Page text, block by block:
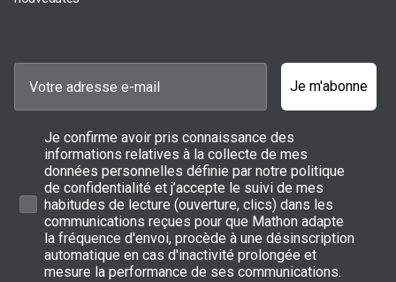
Je m'abonne
Je confirme avoir pris connaissance des
informations relatives à la collecte de mes
données personnelles définie par notre politique
de confidentialité et j’accepte le suivi de mes
habitudes de lecture (ouverture, clics) dans les
communications reçues pour que Mathon adapte
la fréquence d'envoi, procède à une désinscription
automatique en cas d'inactivité prolongée et
mesure la performance de ses communications.